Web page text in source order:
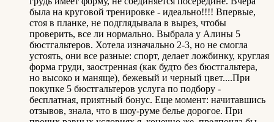
была на круговой тренировке - идеально!!!! Впервые,
стоя в планке, не подглядывала в вырез, чтобы
проверить, все ли нормально. Выбрала у Алины 5
бюстгальтеров. Хотела изначально 2-3, но не смогла
устоять, они все разные: спорт, делает ложбинку, круглая
форма груди, заостренная (как будто без бюстгальтера,
но высоко и маняще), бежевый и черный цвет....При
покупке 5 бюстгальтеров услуга по подбору -
бесплатная, приятный бонус. Еще момент: начитавшись
отзывов, знала, что в шоу-руме белье дорогое. При